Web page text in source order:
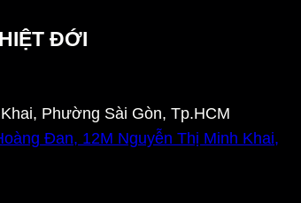
ĐỚI
Phường Sài Gòn, Tp.HCM
Đan, 12M Nguyễn Thị Minh Khai,